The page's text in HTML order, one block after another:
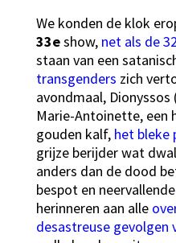
We konden de klok
33eshow, net als de
staan van een
transgenders zich
avondmaal,
Marie-Antoinette, een
gouden kalf,het bleke
grijze berijder wat
anders dan de dood
bespot en
herinneren aan alle
desastreuse gevolgen